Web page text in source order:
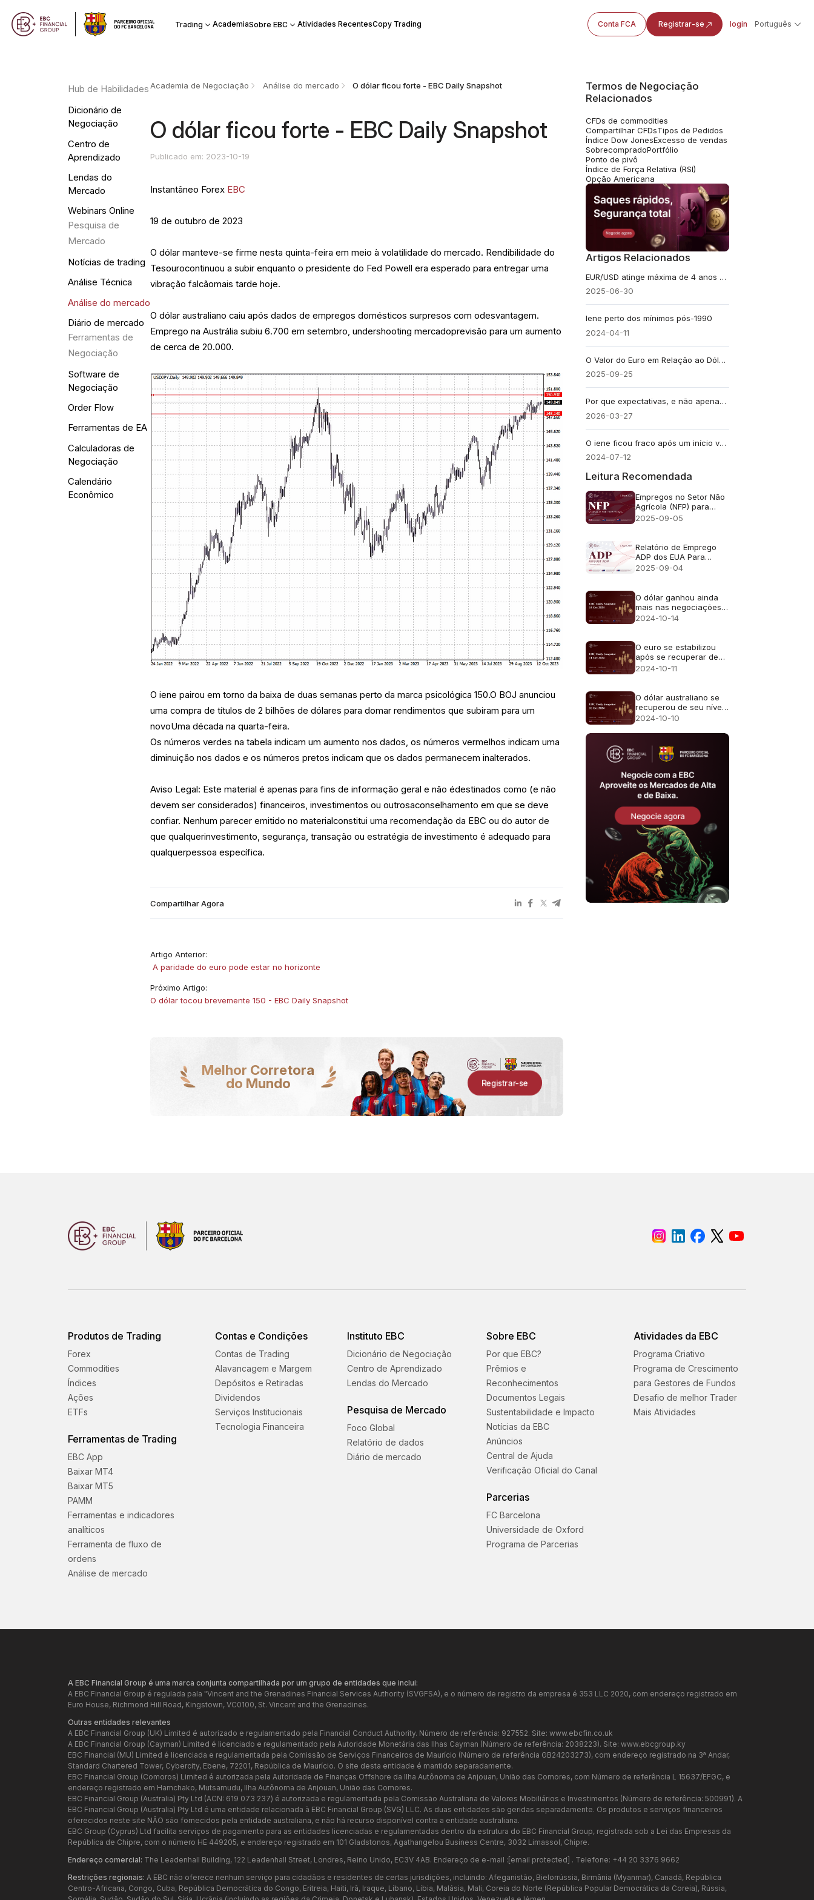
Trading AcademiaSobre EBC Atividades RecentesCopy Trading Conta FCA Registrar-se login Português
Hub de Habilidades
Dicionário de
Negociação
Centro de
Aprendizado
Lendas do
Mercado
Webinars Online
Pesquisa de
Mercado
Notícias de trading
Análise Técnica
Análise do mercado
Diário de mercado
Ferramentas de
Negociação
Software de
Negociação
Order Flow
Ferramentas de EA
Calculadoras de
Negociação
Calendário
Econômico
Academia de Negociação Análise do mercado O dólar ficou forte - EBC Daily Snapshot
O dólar ficou forte - EBC Daily Snapshot
Publicado em: 2023-10-19
Instantâneo Forex EBC
19 de outubro de 2023
O dólar manteve-se firme nesta quinta-feira em meio à volatilidade do mercado. Rendibilidade do
Tesourocontinuou a subir enquanto o presidente do Fed Powell era esperado para entregar uma
vibração falcãomais tarde hoje.
O dólar australiano caiu após dados de empregos domésticos surpresos com odesvantagem.
Emprego na Austrália subiu 6.700 em setembro, undershooting mercadoprevisão para um aumento
de cerca de 20.000.
O iene pairou em torno da baixa de duas semanas perto da marca psicológica 150.O BOJ anunciou
uma compra de títulos de 2 bilhões de dólares para domar rendimentos que subiram para um
novoUma década na quarta-feira.
Os números verdes na tabela indicam um aumento nos dados, os números vermelhos indicam uma
diminuição nos dados e os números pretos indicam que os dados permanecem inalterados.
Aviso Legal: Este material é apenas para fins de informação geral e não édestinados como (e não
devem ser considerados) financeiros, investimentos ou outrosaconselhamento em que se deve
confiar. Nenhum parecer emitido no materialconstitui uma recomendação da EBC ou do autor de
que qualquerinvestimento, segurança, transação ou estratégia de investimento é adequado para
qualquerpessoa específica.
Compartilhar Agora
Artigo Anterior:
​ A paridade do euro pode estar no horizonte
Próximo Artigo:
O dólar tocou brevemente 150 - EBC Daily Snapshot
Melhor Corretora
do Mundo
Registrar-se
Termos de Negociação
Relacionados
CFDs de commodities
Compartilhar CFDsTipos de Pedidos
Índice Dow JonesExcesso de vendas
SobrecompradoPortfólio
Ponto de pivô
Índice de Força Relativa (RSI)
Opção Americana
Artigos Relacionados
EUR/USD atinge máxima de 4 anos com apostas em corte de juros do Fed e queda do petróleo
2025-06-30
Iene perto dos mínimos pós-1990
2024-04-11
O Valor do Euro em Relação ao Dólar Romperá a Faixa de 1,17–1,19? Cenários Explicados
2025-09-25
Por que expectativas, e não apenas fatos, provocam reações do mercado
2026-03-27
O iene ficou fraco após um início volátil na sexta-feira
2024-07-12
Leitura Recomendada
Empregos no Setor Não
Agrícola (NFP) para
Agosto de 2025 -
2025-09-05
Relatório de Emprego
ADP dos EUA Para
Agosto de 2025 -
2025-09-04
O dólar ganhou ainda
mais nas negociações
asiáticas de segunda-
2024-10-14
O euro se estabilizou
após se recuperar de
uma baixa de dois
2024-10-11
O dólar australiano se
recuperou de seu nível
mais fraco desde
2024-10-10
Produtos de Trading
Forex
Commodities
Índices
Ações
ETFs
Ferramentas de Trading
EBC App
Baixar MT4
Baixar MT5
PAMM
Ferramentas e indicadores
analíticos
Ferramenta de fluxo de
ordens
Análise de mercado
Contas e Condições
Contas de Trading
Alavancagem e Margem
Depósitos e Retiradas
Dividendos
Serviços Institucionais
Tecnologia Financeira
Instituto EBC
Dicionário de Negociação
Centro de Aprendizado
Lendas do Mercado
Pesquisa de Mercado
Foco Global
Relatório de dados
Diário de mercado
Sobre EBC
Por que EBC?
Prêmios e
Reconhecimentos
Documentos Legais
Sustentabilidade e Impacto
Notícias da EBC
Anúncios
Central de Ajuda
Verificação Oficial do Canal
Parcerias
FC Barcelona
Universidade de Oxford
Programa de Parcerias
Atividades da EBC
Programa Criativo
Programa de Crescimento
para Gestores de Fundos
Desafio de melhor Trader
Mais Atividades
A EBC Financial Group é uma marca conjunta compartilhada por um grupo de entidades que inclui:
A EBC Financial Group é regulada pala "Vincent and the Grenadines Financial Services Authority (SVGFSA), e o número de registro da empresa é 353 LLC 2020, com endereço registrado em
Euro House, Richmond Hill Road, Kingstown, VC0100, St. Vincent and the Grenadines.
Outras entidades relevantes
A EBC Financial Group (UK) Limited é autorizado e regulamentado pela Financial Conduct Authority. Número de referência: 927552. Site: www.ebcfin.co.uk
A EBC Financial Group (Cayman) Limited é licenciado e regulamentado pela Autoridade Monetária das Ilhas Cayman (Número de referência: 2038223). Site: www.ebcgroup.ky
EBC Financial (MU) Limited é licenciada e regulamentada pela Comissão de Serviços Financeiros de Maurício (Número de referência GB24203273), com endereço registrado na 3ª Andar,
Standard Chartered Tower, Cybercity, Ebene, 72201, República de Maurício. O site desta entidade é mantido separadamente.
EBC Financial Group (Comoros) Limited é autorizada pela Autoridade de Finanças Offshore da Ilha Autônoma de Anjouan, União das Comores, com Número de referência L 15637/EFGC, e
endereço registrado em Hamchako, Mutsamudu, Ilha Autônoma de Anjouan, União das Comores.
EBC Financial Group (Australia) Pty Ltd (ACN: 619 073 237) é autorizada e regulamentada pela Comissão Australiana de Valores Mobiliários e Investimentos (Número de referência: 500991). A
EBC Financial Group (Australia) Pty Ltd é uma entidade relacionada à EBC Financial Group (SVG) LLC. As duas entidades são geridas separadamente. Os produtos e serviços financeiros
oferecidos neste site NÃO são fornecidos pela entidade australiana, e não há recurso disponível contra a entidade australiana.
EBC Group (Cyprus) Ltd facilita serviços de pagamento para as entidades licenciadas e regulamentadas dentro da estrutura do EBC Financial Group, registrada sob a Lei das Empresas da
República de Chipre, com o número HE 449205, e endereço registrado em 101 Gladstonos, Agathangelou Business Centre, 3032 Limassol, Chipre.
Endereço comercial: The Leadenhall Building, 122 Leadenhall Street, Londres, Reino Unido, EC3V 4AB. Endereço de e-mail :[email protected] . Telefone: +44 20 3376 9662
Restrições regionais: A EBC não oferece nenhum serviço para cidadãos e residentes de certas jurisdições, incluindo: Afeganistão, Bielorrússia, Birmânia (Myanmar), Canadá, República
Centro-Africana, Congo, Cuba, República Democrática do Congo, Eritreia, Haiti, Irã, Iraque, Líbano, Líbia, Malásia, Mali, Coreia do Norte (República Popular Democrática da Coreia), Rússia,